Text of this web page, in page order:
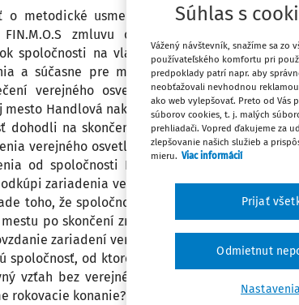
metodické usmernenie. V roku 2008
zmluvu o zabezpečení verejného
spoločnosti na vlastné náklady uskutočniť
a súčasne pre mesto prevádzkovať verejné
verejného osvetlenia bolo aj
Handlová nakúpilo akcie spoločnosti. V
dohodli na skončení zmluvy, pričom spoločnosť
verejného osvetlenia na základe zmluvy.
od spoločnosti FIN.M.O.S má byť vo výške
zariadenia verejného osvetlenia, ktoré sa
toho, že spoločnosť FIN.M.O.S tieto
po skončení zmluvného vzťahu
zariadení verejného osvetlenia do
spoločnosť, od ktorej je možné tieto zariadenia
vzťah bez verejného obstarávania, poprípade
rokovacie konanie?
Súhlas s
Vážený návštevník, snažíme sa zo
používateľského komfortu pri
predpoklady patrí napr. aby
neobťažovali nevhodnou
ako web vylepšovať. Preto od Vás
súborov cookies, t. j. malých
prehliadači. Vopred ďakujeme za
zlepšovanie našich služieb a
mieru. Viac informácií
Odmietnut
Prijať